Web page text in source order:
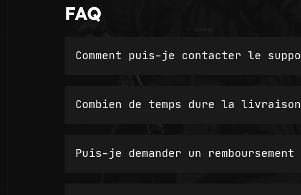
FAQ
Comment puis-je contacter le
Combien de temps dure la
Puis-je demander un remboursement